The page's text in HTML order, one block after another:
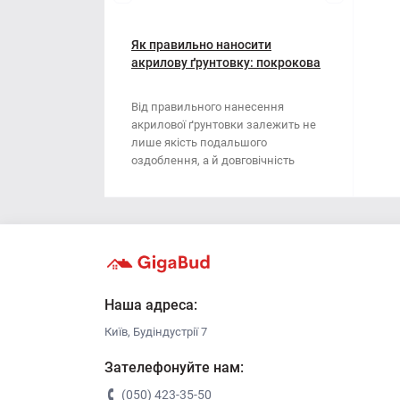
Наждачний папір
Стрічка
Викрутка
Губки для шліфування
Кліщі
Ключі
Лопата
Як правильно наносити
акрилову ґрунтовку: покрокова
Від правильного нанесення
акрилової ґрунтовки залежить не
лише якість подальшого
оздоблення, а й довговічність
Наша адреса:
Київ, Будіндустрії 7
Зателефонуйте нам:
(050) 423-35-50